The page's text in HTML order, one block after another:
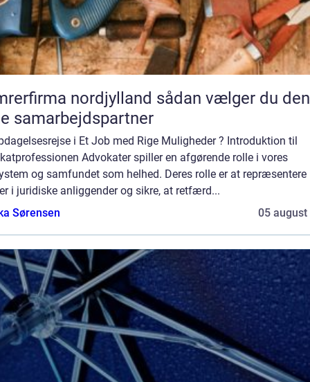
nordjylland sådan vælger du den
samarbejdspartner
i Et Job med Rige Muligheder ? Introduktion til
Advokater spiller en afgørende rolle i vores
og samfundet som helhed. Deres rolle er at repræsentere
i juridiske anliggender og sikre, at retfærd...
Sørensen
05 august